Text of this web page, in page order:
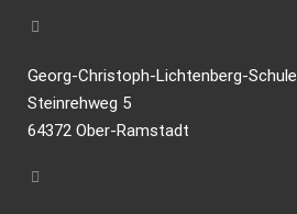
Georg-Christoph-Lichtenberg-Schule
Steinrehweg 5
64372 Ober-Ramstadt